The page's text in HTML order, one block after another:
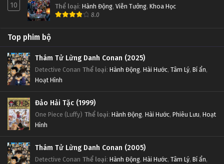
10 Thể loại: Hành Động, Viễn Tưởng, Khoa Học
8.0
Top phim bộ
Thám Tử Lừng Danh Conan (2025)
Detective Conan Thể loại: Hành Động, Hài Hước, Tâm Lý, Bí ẩn,
Hoạt Hình
Đảo Hải Tặc (1999)
One Piece (Luffy) Thể loại: Hành Động, Hài Hước, Phiêu Lưu, Hoạt
Hình
Thám Tử Lừng Danh Conan (2005)
Detective Conan Thể loại: Hành Động, Hài Hước, Tâm Lý, Bí ẩn,